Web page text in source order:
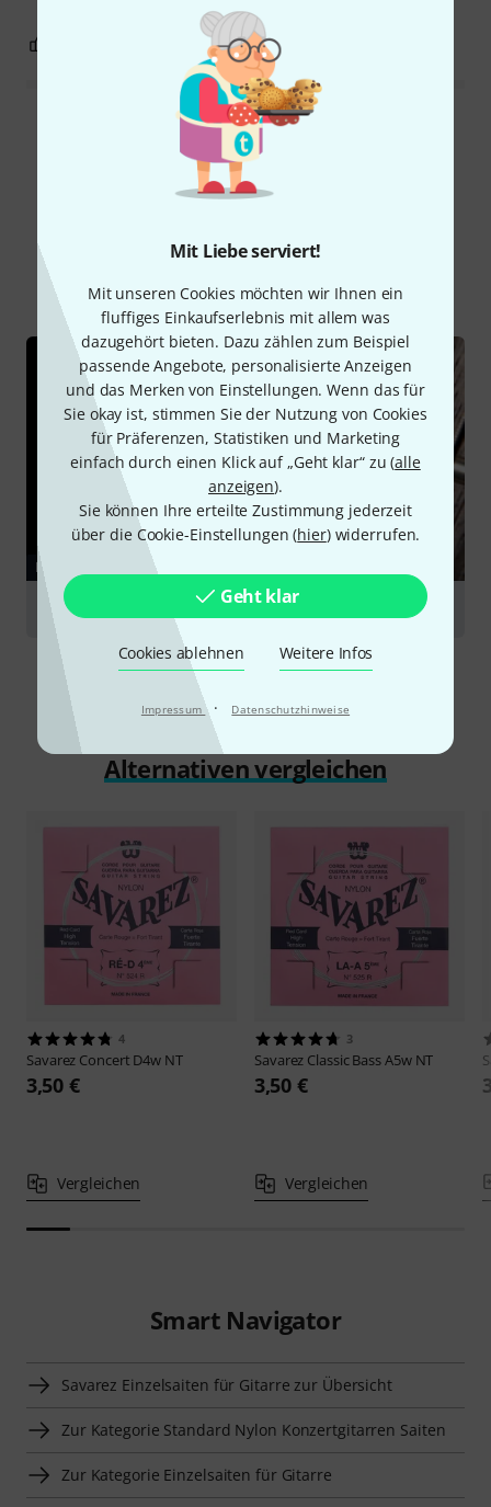
Mit Liebe serviert!
Mit unseren Cookies möchten wir Ihnen ein
fluffiges Einkaufserlebnis mit allem was
dazugehört bieten. Dazu zählen zum Beispiel
passende Angebote, personalisierte Anzeigen
und das Merken von Einstellungen. Wenn das für
Sie okay ist, stimmen Sie der Nutzung von Cookies
für Präferenzen, Statistiken und Marketing
einfach durch einen Klick auf „Geht klar“ zu (alle
anzeigen).
Sie können Ihre erteilte Zustimmung jederzeit
über die Cookie-Einstellungen (hier) widerrufen.
Geht klar
Cookies ablehnen Weitere Infos
Impressum · Datenschutzhinweise
BEWERTUNG MELDEN
Alle Bewertungen lesen
Alle Ratgeber
RATGEBER
Saitenkunde
Alternativen vergleichen
4
Savarez Concert D4w NT
3,50 €
Vergleichen
3
Savarez Classic Bass A5w NT
3,50 €
Vergleichen
Smart Navigator
Savarez Einzelsaiten für Gitarre zur Übersicht
Zur Kategorie Standard Nylon Konzertgitarren Saiten
Zur Kategorie Einzelsaiten für Gitarre